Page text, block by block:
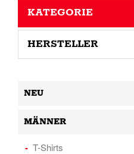
KATEGORIE
HERSTELLER
NEU
MÄNNER
T-Shirts